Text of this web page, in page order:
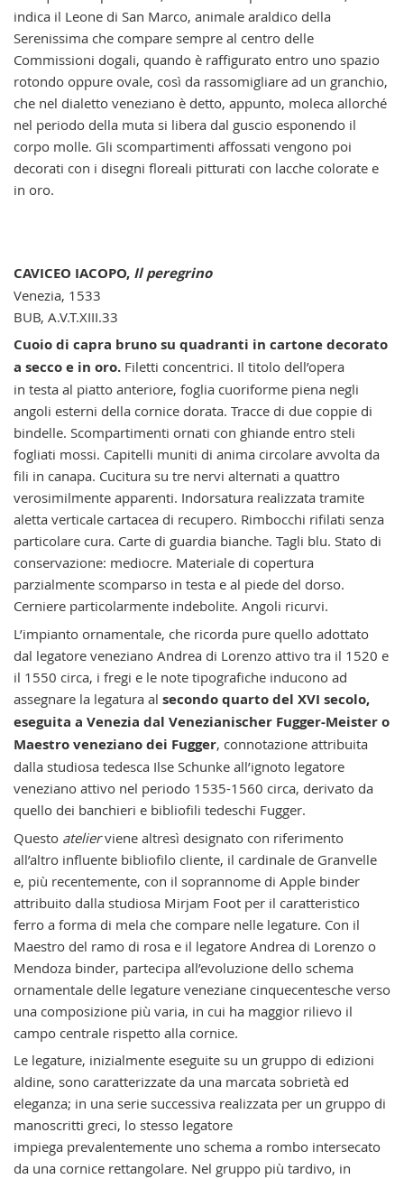
indica il Leone di San Marco, animale araldico della
Serenissima che compare sempre al centro delle
Commissioni dogali, quando è raffigurato entro uno spazio
rotondo oppure ovale, così da rassomigliare ad un granchio,
che nel dialetto veneziano è detto, appunto, moleca allorché
nel periodo della muta si libera dal guscio esponendo il
corpo molle. Gli scompartimenti affossati vengono poi
decorati con i disegni floreali pitturati con lacche colorate e
in oro.
CAVICEO IACOPO, Il peregrino
Venezia, 1533
BUB, A.V.T.XIII.33
Cuoio di capra bruno su quadranti in cartone decorato
a secco e in oro.Filetti concentrici. Il titolo dell’opera
in testa al piatto anteriore, foglia cuoriforme piena negli
angoli esterni della cornice dorata. Tracce di due coppie di
bindelle. Scompartimenti ornati con ghiande entro steli
fogliati mossi. Capitelli muniti di anima circolare avvolta da
fili in canapa. Cucitura su tre nervi alternati a quattro
verosimilmente apparenti. Indorsatura realizzata tramite
aletta verticale cartacea di recupero. Rimbocchi rifilati senza
particolare cura. Carte di guardia bianche. Tagli blu. Stato di
conservazione: mediocre. Materiale di copertura
parzialmente scomparso in testa e al piede del dorso.
Cerniere particolarmente indebolite. Angoli ricurvi.
L’impianto ornamentale, che ricorda pure quello adottato
dal legatore veneziano Andrea di Lorenzo attivo tra il 1520 e
il 1550 circa, i fregi e le note tipografiche inducono ad
assegnare la legatura al secondo quarto del XVI secolo,
eseguita a Venezia dal Venezianischer Fugger-Meister o
Maestro veneziano dei Fugger, connotazione attribuita
dalla studiosa tedesca Ilse Schunke all’ignoto legatore
veneziano attivo nel periodo 1535-1560 circa, derivato da
quello dei banchieri e bibliofili tedeschi Fugger.
Questo atelierviene altresì designato con riferimento
all’altro influente bibliofilo cliente, il cardinale de Granvelle
e, più recentemente, con il soprannome di Apple binder
attribuito dalla studiosa Mirjam Foot per il caratteristico
ferro a forma di mela che compare nelle legature. Con il
Maestro del ramo di rosa e il legatore Andrea di Lorenzo o
Mendoza binder, partecipa all’evoluzione dello schema
ornamentale delle legature veneziane cinquecentesche verso
una composizione più varia, in cui ha maggior rilievo il
campo centrale rispetto alla cornice.
Le legature, inizialmente eseguite su un gruppo di edizioni
aldine, sono caratterizzate da una marcata sobrietà ed
eleganza; in una serie successiva realizzata per un gruppo di
manoscritti greci, lo stesso legatore
impiega prevalentemente uno schema a rombo intersecato
da una cornice rettangolare. Nel gruppo più tardivo, in